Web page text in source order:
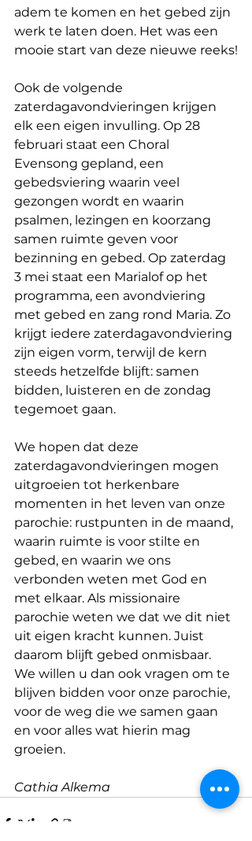
adem te komen en het gebed zijn
werk te laten doen. Het was een
mooie start van deze nieuwe reeks!
Ook de volgende
zaterdagavondvieringen krijgen
elk een eigen invulling. Op 28
februari staat een Choral
Evensong gepland, een
gebedsviering waarin veel
gezongen wordt en waarin
psalmen, lezingen en koorzang
samen ruimte geven voor
bezinning en gebed. Op zaterdag
3 mei staat een Marialof op het
programma, een avondviering
met gebed en zang rond Maria. Zo
krijgt iedere zaterdagavondviering
zijn eigen vorm, terwijl de kern
steeds hetzelfde blijft: samen
bidden, luisteren en de zondag
tegemoet gaan.
We hopen dat deze
zaterdagavondvieringen mogen
uitgroeien tot herkenbare
momenten in het leven van onze
parochie: rustpunten in de maand,
waarin ruimte is voor stilte en
gebed, en waarin we ons
verbonden weten met God en
met elkaar. Als missionaire
parochie weten we dat we dit niet
uit eigen kracht kunnen. Juist
daarom blijft gebed onmisbaar.
We willen u dan ook vragen om te
blijven bidden voor onze parochie,
voor de weg die we samen gaan
en voor alles wat hierin mag
groeien.
Cathia Alkema